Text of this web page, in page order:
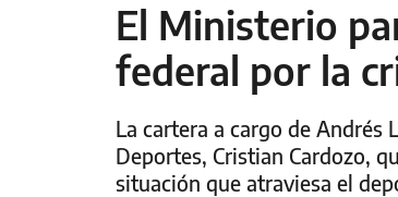
El Ministerio
federal por la
La cartera a cargo de Andrés
Deportes, Cristian Cardozo,
situación que atraviesa el